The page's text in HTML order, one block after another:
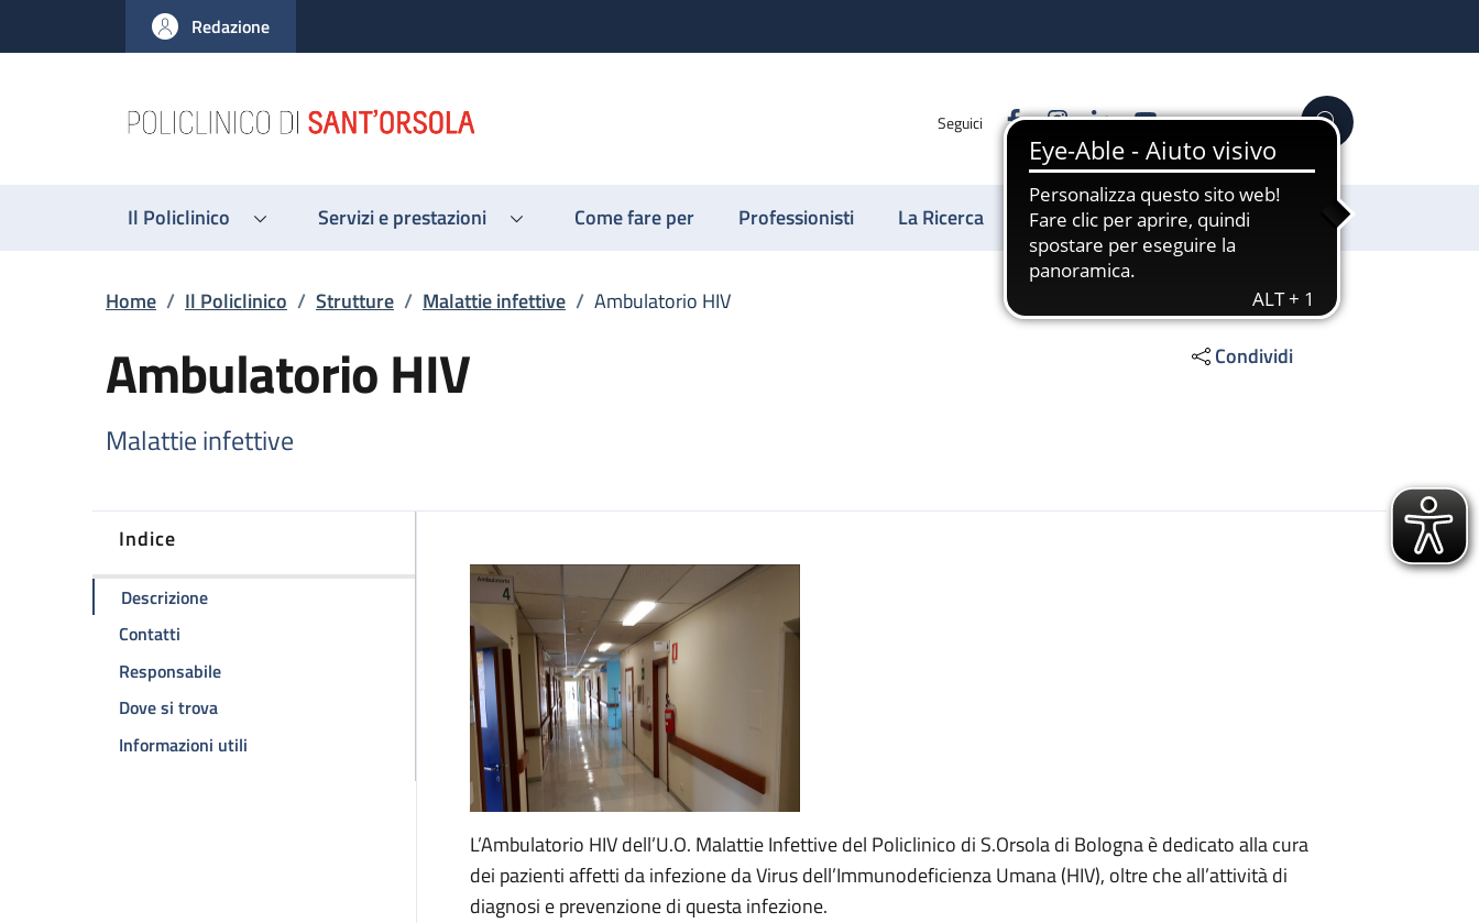
al contenuto principale
to footer content
Redazione
Seguici FacebookInstagram
LinkedinYouTube Cerca
Il Policlinico Servizi e prestazioni Come fare per Professionisti La Ricerca Sostienici
Briciole di pane
Home / Il Policlinico / Strutture / Malattie infettive / Ambulatorio HIV
Ambulatorio HIV
Malattie infettive
Condividi
Indice
Descrizionedella pagina Ambulatorio HIV
Contatti
Responsabiledella pagina Ambulatorio HIV
Dove si trovadella pagina Ambulatorio HIV
Informazioni utili
Descrizione
L’Ambulatorio HIV dell’U.O. Malattie Infettive del Policlinico di S.Orsola di Bologna è dedicato alla cura
dei pazienti affetti da infezione da Virus dell’Immunodeficienza Umana (HIV), oltre che all’attività di
diagnosi e prevenzione di questa infezione.